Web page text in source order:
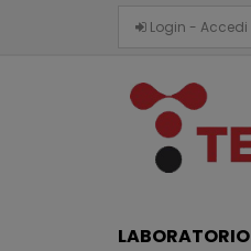
Login - Accedi
LABORATORIO